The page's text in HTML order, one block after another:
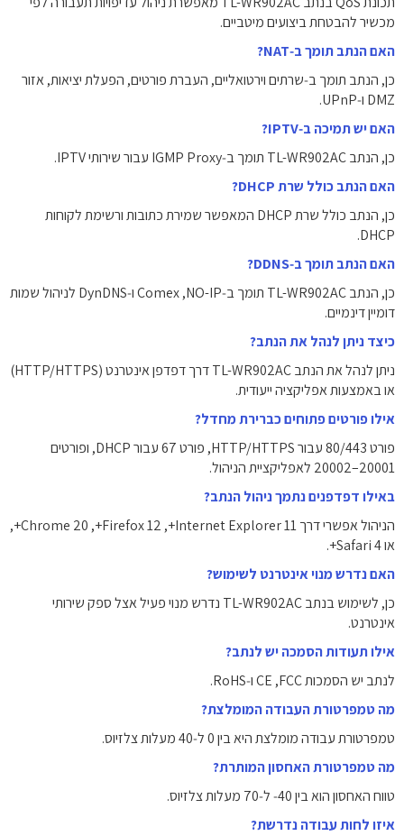
מכשיר להבטחת ביצועים מיטביים.
האם הנתב תומך ב‑NAT?
כן, הנתב תומך ב‑שרתים וירטואליים, העברת פורטים, הפעלת יציאות, אזור
DMZ ו‑UPnP.
האם יש תמיכה ב‑IPTV?
כן, הנתב TL-WR902AC תומך ב‑IGMP Proxy עבור שירותי IPTV.
האם הנתב כולל שרת DHCP?
כן, הנתב כולל שרת DHCP המאפשר שמירת כתובות ורשימת לקוחות
DHCP.
האם הנתב תומך ב‑DDNS?
כן, הנתב TL-WR902AC תומך ב‑NO-IP, ‏Comex‏ ו‑DynDNS לניהול שמות
דומיין דינמיים.
כיצד ניתן לנהל את הנתב?
ניתן לנהל את הנתב TL-WR902AC דרך דפדפן אינטרנט (HTTP/HTTPS)
או באמצעות אפליקציה ייעודית.
אילו פורטים פתוחים כברירת מחדל?
פורט 80/443 עבור HTTP/HTTPS, ‏פורט 67 עבור DHCP, ‏ופורטים
20001–20002 לאפליקציית הניהול.
באילו דפדפנים נתמך ניהול הנתב?
הניהול אפשרי דרך Internet Explorer 11+, ‏Firefox 12+, ‏Chrome 20+,
‏או Safari 4+.
האם נדרש מנוי אינטרנט לשימוש?
כן, לשימוש בנתב TL-WR902AC נדרש מנוי פעיל אצל ספק שירותי
אינטרנט.
אילו תעודות הסמכה יש לנתב?
לנתב יש הסמכות FCC, ‏CE ו‑RoHS.
מה טמפרטורת העבודה המומלצת?
טמפרטורת עבודה מומלצת היא בין ‎0‎ ל‑‎40‎ מעלות צלזיוס.
מה טמפרטורת האחסון המותרת?
טווח האחסון הוא בין ‎‑40‎ ל‑‎70‎ מעלות צלזיוס.
איזו לחות עבודה נדרשת?